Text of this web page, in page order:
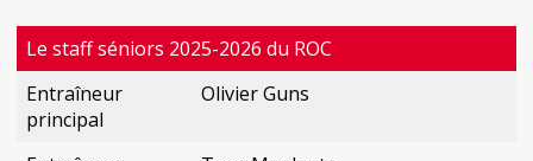
Le staff séniors 2025-2026 du ROC
Entraîneur
principal
Olivier Guns